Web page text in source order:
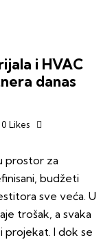
i HVAC
danas
0 Likes
prostor za
budžeti
sve veća. U
trošak, a svaka
projekat. I dok se